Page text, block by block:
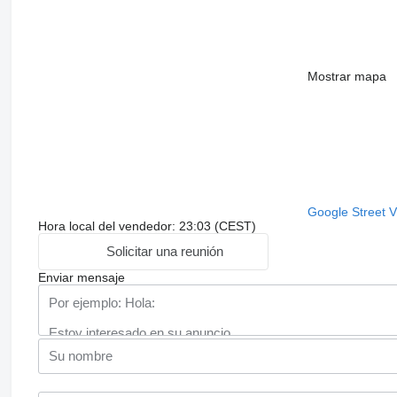
Mostrar mapa
Google Street
Hora local del vendedor: 23:03 (CEST)
Solicitar una reunión
Enviar mensaje